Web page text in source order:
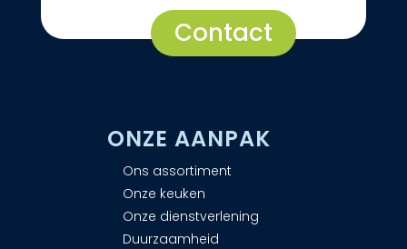
Contact
ONZE AANPAK
Ons assortiment
Onze keuken
Onze dienstverlening
Duurzaamheid